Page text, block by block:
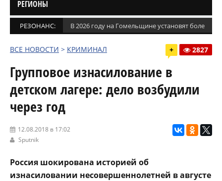
РЕГИОНЫ
РЕЗОНАНС: В 2026 году на Гомельщине установят более
ВСЕ НОВОСТИ > КРИМИНАЛ + 2827
Групповое изнасилование в
детском лагере: дело возбудили
через год
12.08.2018 в 17:02
Sputnik
Россия шокирована историей об
изнасиловании несовершеннолетней в августе